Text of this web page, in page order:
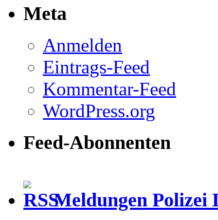
Meta
Anmelden
Eintrags-Feed
Kommentar-Feed
WordPress.org
Feed-Abonnenten
Meldungen Polizei